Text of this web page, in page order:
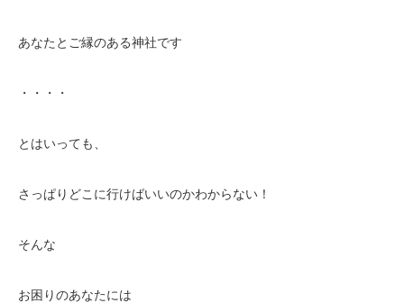
あなたとご縁のある神社です
・・・・
とはいっても、
さっぱりどこに行けばいいのかわからない！
そんな
お困りのあなたには